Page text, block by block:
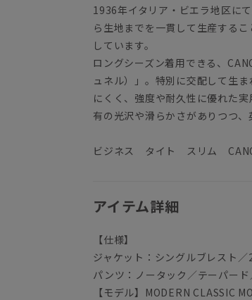
1936年イタリア・ビエラ地区に
ら生地までを一貫して生産する
しています。
ロングシーズン着用できる、
ュネル）」。特別に交配して生
にくく、強度や耐久性に優れた
有の光沢や滑らかさがありつつ、
ビジネス タイト スリム
アイテム詳細
【仕様】
ジャケット：シングルブレスト
パンツ：ノータック／テーパー
【モデル】MODERN CLASSIC